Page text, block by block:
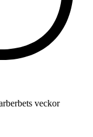
veckor